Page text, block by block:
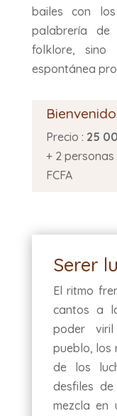
bailes con
palabrería de
folklore, sino
espontánea
Precio : 25
+ 2 personas
FCFA
Serer
El ritmo
cantos a
poder
pueblo, los
de los
desfiles
mezcla en